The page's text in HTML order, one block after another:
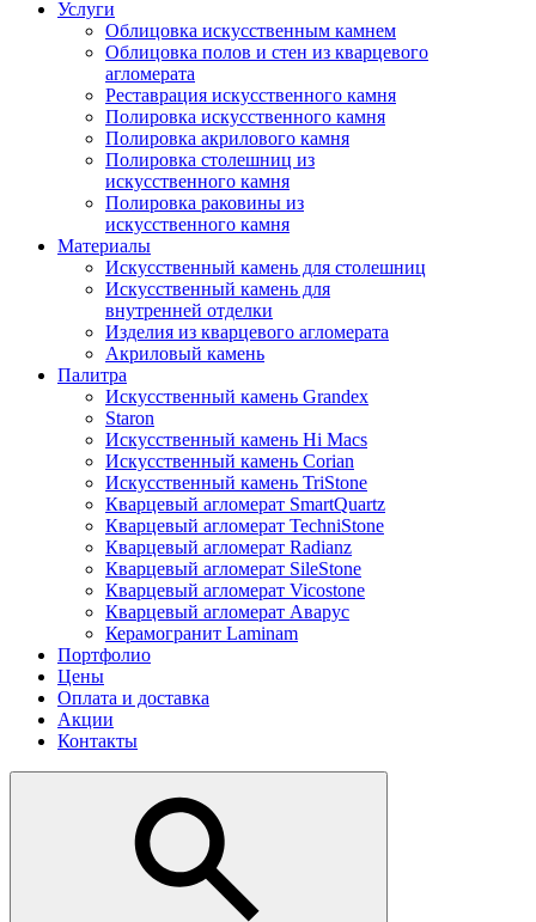
Услуги
Облицовка искусственным камнем
Облицовка полов и стен из кварцевого
агломерата
Реставрация искусственного камня
Полировка искусственного камня
Полировка акрилового камня
Полировка столешниц из
искусственного камня
Полировка раковины из
искусственного камня
Материалы
Искусственный камень для столешниц
Искусственный камень для
внутренней отделки
Изделия из кварцевого агломерата
Акриловый камень
Палитра
Искусственный камень Grandex
Staron
Искусственный камень Hi Macs
Искусственный камень Corian
Искусственный камень TriStone
Кварцевый агломерат SmartQuartz
Кварцевый агломерат TechniStone
Кварцевый агломерат Radianz
Кварцевый агломерат SileStone
Кварцевый агломерат Vicostone
Кварцевый агломерат Аварус
Керамогранит Laminam
Портфолио
Цены
Оплата и доставка
Акции
Контакты